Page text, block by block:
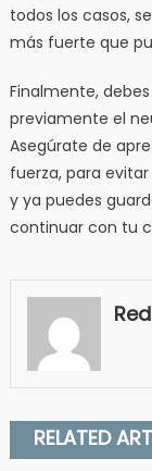
todos los casos,
más fuerte que
Finalmente, debes
previamente el
Asegúrate de
fuerza, para
y ya puedes
continuar con tu
RELATED